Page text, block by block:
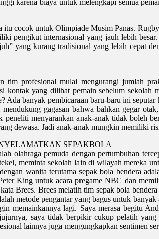
cocok untuk Olimpiade Musim Panas.
pengikut internasional yang jauh lebih
yang kurang tradisional yang lebih cepat
tim profesional mulai mengurangi jumlah
kontak yang dilihat pemain sebelum sekolah
Ada banyak pembicaraan baru-baru ini
gagasan bahwa bahkan gegar
menyarankan anak-anak tidak boleh
dewasa. Jadi anak-anak mungkin memiliki
SEPAKBOLA
olahraga pemuda dengan pertumbuhan
meminta sekolah lain di wilayah mereka
wanita terutama sepak bola bendera
King untuk acara pregame NBC dan
Brees. Brees melatih tim sepak bola
metode pengantar yang bagus untuk
memainkannya lagi. Saya merasa begitu
saya tidak berpikir cukup pelatih
lainnya juga mengungkapkan sentimen